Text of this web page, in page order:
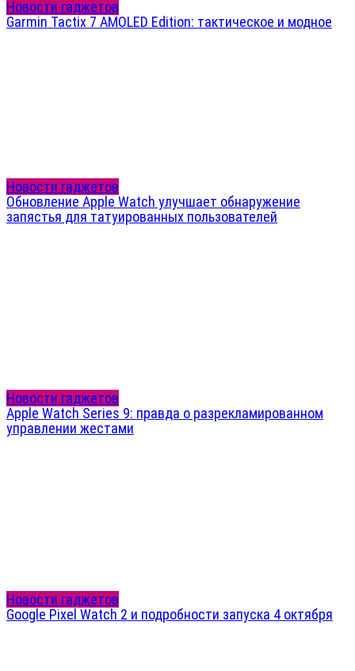
Новости гаджетов
Garmin Tactix 7 AMOLED Edition: тактическое и модное
Новости гаджетов
Обновление Apple Watch улучшает обнаружение
запястья для татуированных пользователей
Новости гаджетов
Apple Watch Series 9: правда о разрекламированном
управлении жестами
Новости гаджетов
Google Pixel Watch 2 и подробности запуска 4 октября